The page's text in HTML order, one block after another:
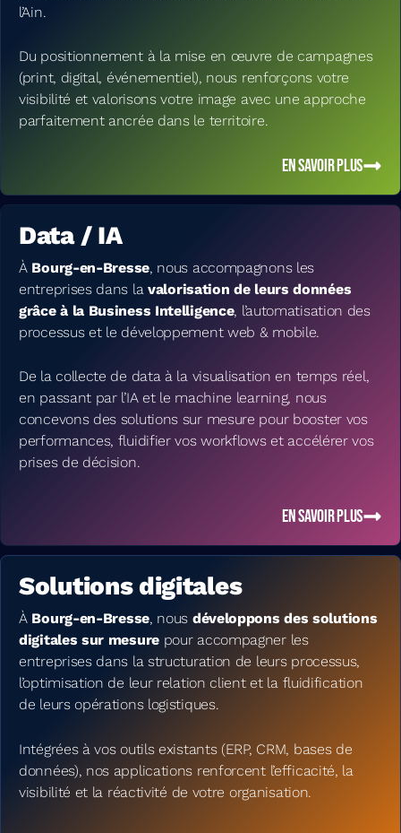
l’Ain.
Du positionnement à la mise en œuvre de campagnes
(print, digital, événementiel), nous renforçons votre
visibilité et valorisons votre image avec une approche
parfaitement ancrée dans le territoire.
EN SAVOIR PLUS
Data / IA
À Bourg-en-Bresse, nous accompagnons les
entreprises dans la valorisation de leurs données
grâce à la Business Intelligence, l’automatisation des
processus et le développement web & mobile.
De la collecte de data à la visualisation en temps réel,
en passant par l’IA et le machine learning, nous
concevons des solutions sur mesure pour booster vos
performances, fluidifier vos workflows et accélérer vos
prises de décision.
EN SAVOIR PLUS
Solutions digitales
À Bourg-en-Bresse, nous développons des solutions
digitales sur mesure pour accompagner les
entreprises dans la structuration de leurs processus,
l’optimisation de leur relation client et la fluidification
de leurs opérations logistiques.
Intégrées à vos outils existants (ERP, CRM, bases de
données), nos applications renforcent l’efficacité, la
visibilité et la réactivité de votre organisation.